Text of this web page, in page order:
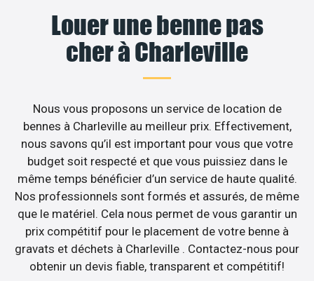
Louer une benne pas
cher à Charleville
Nous vous proposons un service de location de
bennes à Charleville au meilleur prix. Effectivement,
nous savons qu’il est important pour vous que votre
budget soit respecté et que vous puissiez dans le
même temps bénéficier d’un service de haute qualité.
Nos professionnels sont formés et assurés, de même
que le matériel. Cela nous permet de vous garantir un
prix compétitif pour le placement de votre benne à
gravats et déchets à Charleville . Contactez-nous pour
obtenir un devis fiable, transparent et compétitif!